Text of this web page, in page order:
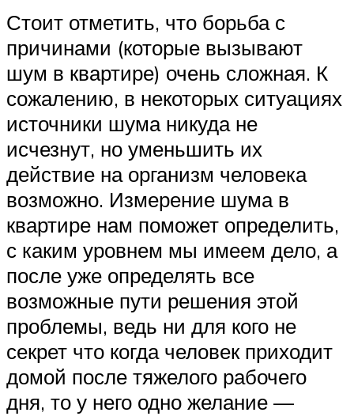
Стоит отметить, что борьба с
причинами (которые вызывают
шум в квартире) очень сложная. К
сожалению, в некоторых ситуациях
источники шума никуда не
исчезнут, но уменьшить их
действие на организм человека
возможно. Измерение шума в
квартире нам поможет определить,
с каким уровнем мы имеем дело, а
после уже определять все
возможные пути решения этой
проблемы, ведь ни для кого не
секрет что когда человек приходит
домой после тяжелого рабочего
дня, то у него одно желание —